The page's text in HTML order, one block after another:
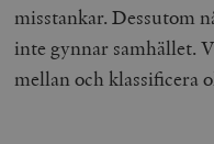
misstankar. Dessutom
inte gynnar samhället.
mellan och klassificera